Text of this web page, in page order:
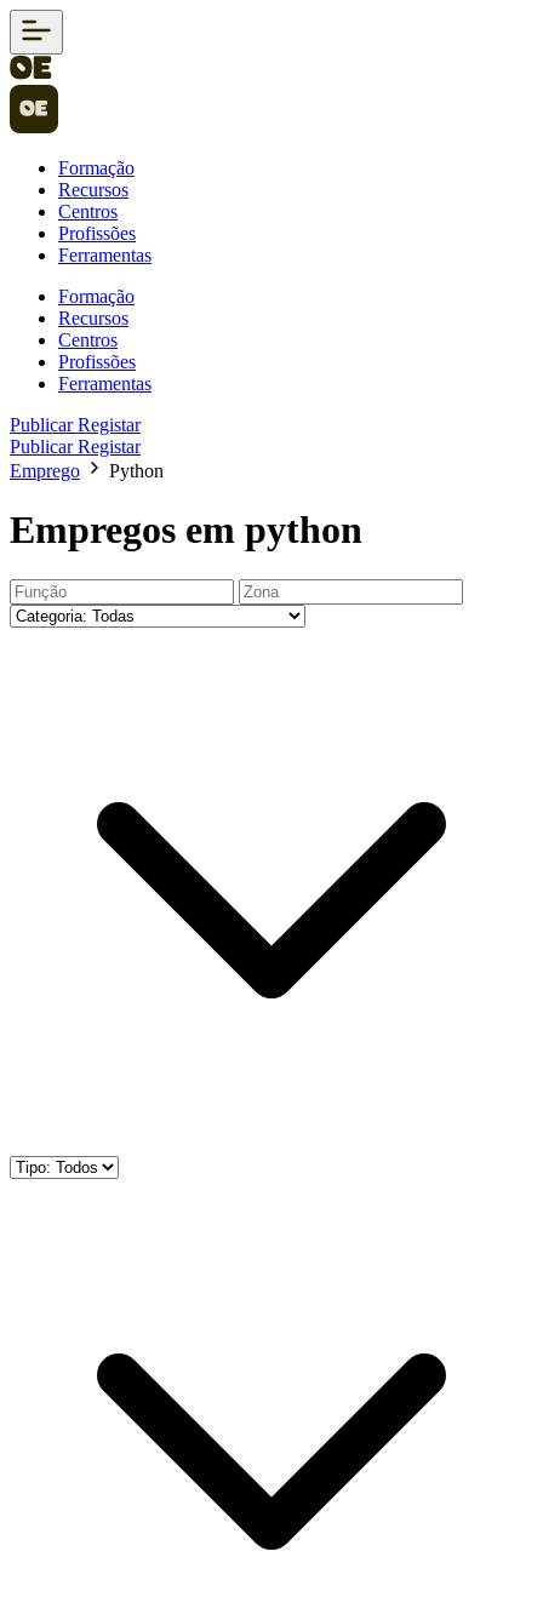
Formação
Recursos
Centros
Profissões
Ferramentas
Formação
Recursos
Centros
Profissões
Ferramentas
PublicarRegistar
PublicarRegistar
Emprego
Python
Empregos em python